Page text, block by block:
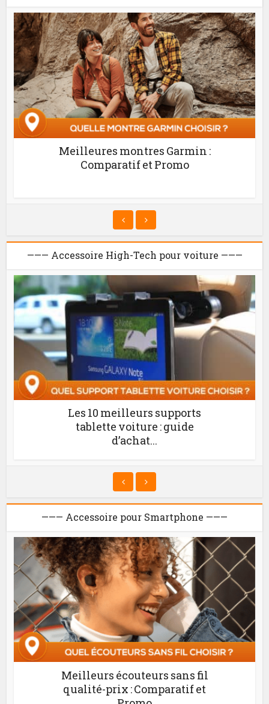
Meilleures montres Garmin :
Comparatif et Promo
——— Accessoire High-Tech pour voiture ———
Les 10 meilleurs supports
tablette voiture : guide
d’achat...
——— Accessoire pour Smartphone ———
Meilleurs écouteurs sans fil
qualité-prix : Comparatif et